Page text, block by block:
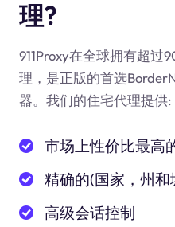
理?
911Proxy在全球拥有超过
理，是正版的首选
器。我们的住宅代理提供:
市场上性价比最高
精确的(国家，州
高级会话控制